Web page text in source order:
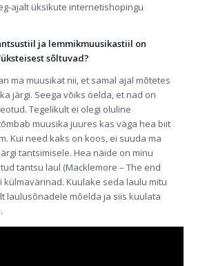
ajalt üksikute internetishopingu
ja lemmikmuusikastiil on
sõltuvad?
ma muusikat nii, et samal ajal mõtetes
järgi. Seega võiks öelda, et nad on
Tegelikult ei olegi oluline
muusika juures kas väga hea biit
Kui need kaks on koos, ei suuda ma
tantsimisele. Hea näide on minu
tantsu laul (Macklemore – The end
külmavärinad. Kuulake seda laulu mitu
laulusõnadele mõelda ja siis kuulata